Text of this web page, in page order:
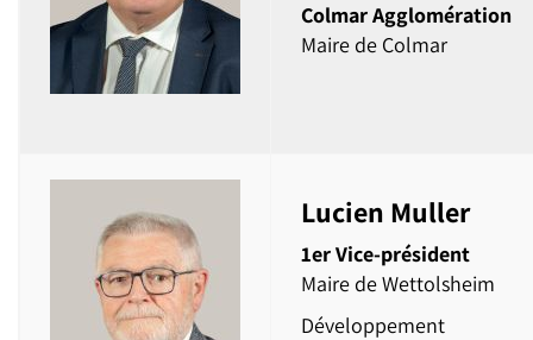
Colmar Agglomération
Maire de Colmar
Lucien Muller
1er Vice-président
​Maire de Wettolsheim
Développement